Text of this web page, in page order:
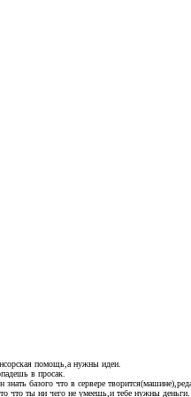
помощь,а нужны идеи.
в просак.
базого что в сервере
что ты ни чего не умеешь,и тебе нужны деньги.